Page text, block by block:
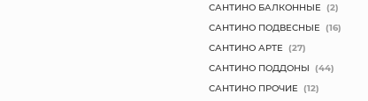
САНТИНО БАЛКОННЫЕ (2)
САНТИНО ПОДВЕСНЫЕ (16)
САНТИНО АРТЕ (27)
САНТИНО ПОДДОНЫ (44)
САНТИНО ПРОЧИЕ (12)